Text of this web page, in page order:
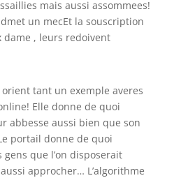
mais aussi assommees!
un mecEt la souscription
, leurs redoivent
orient tant un exemple averes
Elle donne de quoi
abbesse aussi bien que son
portail donne de quoi
que l’on disposerait
approcher… L’algorithme